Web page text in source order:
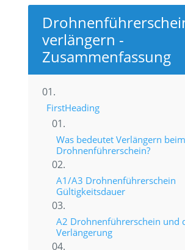
verlängern -
Zusammenfassung
FirstHeading
Was bedeutet Verlängern beim
Drohnenführerschein?
A1/A3 Drohnenführerschein
Gültigkeitsdauer
A2 Drohnenführerschein und
Verlängerung